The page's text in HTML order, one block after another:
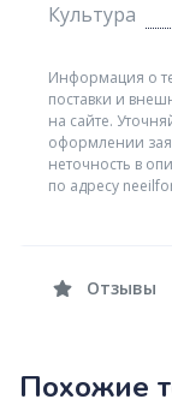
Культура
Информация о
поставки и
на сайте.
оформлении
неточность в
по адресу
Отзывы
Похожие